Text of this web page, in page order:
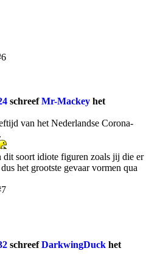
schreefMr-Mackey het
van het Nederlandse Corona-
soort idiote figuren zoals jij die er
het grootste gevaar vormen qua
schreefDarkwingDuck het